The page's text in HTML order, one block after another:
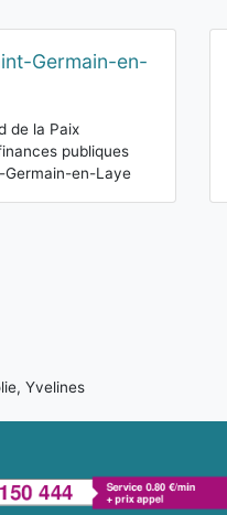
Germain-en-
de la Paix
publiques
Germain-en-Laye
Yvelines